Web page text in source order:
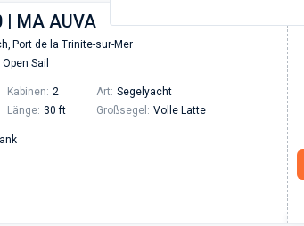
| MA AUVA
Port de la Trinite-sur-Mer
Open Sail
Kabinen: 2 Art: Segelyacht
Länge: 30 ft Großsegel: Volle Latte